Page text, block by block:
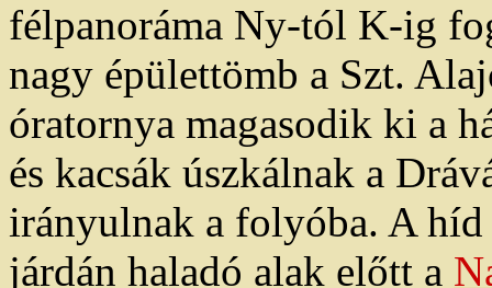
félpanoráma Ny-tól K-ig
nagy épülettömb a Szt.
óratornya magasodik ki a
és kacsák úszkálnak a
irányulnak a folyóba. A
járdán haladó alak előtt a